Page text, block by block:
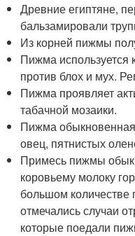
Древние египтяне,
бальзамировали
Из корней пижмы
Пижма используется
против блох и мух.
Пижма проявляет
табачной мозаики.
Пижма
овец, пятнистых
Примесь пижмы
коровьему молоку
большом количестве
отмечались случаи
которые поедали